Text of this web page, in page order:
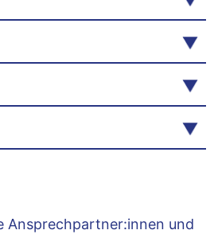
Ansprechpartner:innen und